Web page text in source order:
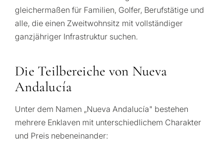
gleichermaßen für Familien, Golfer, Berufstätige und
alle, die einen Zweitwohnsitz mit vollständiger
ganzjähriger Infrastruktur suchen.
Die Teilbereiche von Nueva
Andalucía
Unter dem Namen „Nueva Andalucía" bestehen
mehrere Enklaven mit unterschiedlichem Charakter
und Preis nebeneinander: